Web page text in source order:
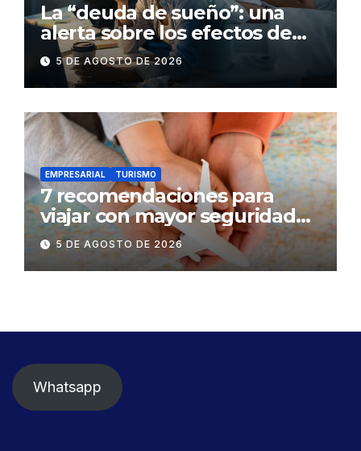
La “deuda de sueño”: una
alerta sobre los efectos de
dormir mal en la salud física y
mental
5 DE AGOSTO DE 2026
EMPRESARIAL TURISMO
7 recomendaciones para
viajar con mayor seguridad
dentro y fuera del Ecuador
5 DE AGOSTO DE 2026
Whatsapp